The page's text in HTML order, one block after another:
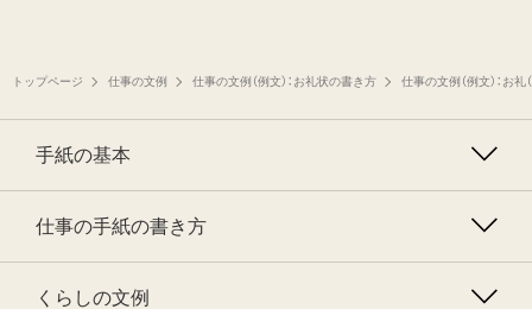
トップページ 仕事の文例 仕事の文例（例文）：お礼状の書き方 仕事の文例（例文）：お礼
手紙の基本
仕事の手紙の書き方
くらしの文例